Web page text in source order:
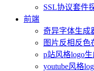
SSL协议套件
前端
奇异字体生成
图片反相反色
p站风格logo
youtube风格